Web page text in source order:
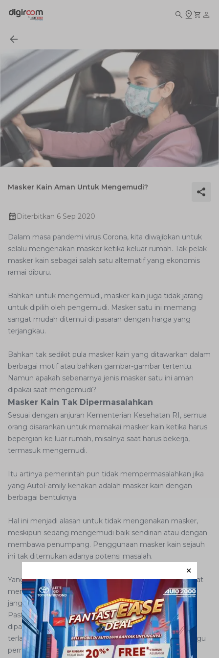
Masker Kain Aman Untuk Mengemudi?
Diterbitkan 6 Sep 2020
Dalam masa pandemi virus Corona, kita diwajibkan untuk
selalu mengenakan masker ketika keluar rumah. Tak pelak
masker kain sebagai salah satu alternatif yang ekonomis
ramai diburu.
Bahkan untuk mengemudi, masker kain juga tidak jarang
untuk dipilih oleh pengemudi. Masker satu ini memang
sangat mudah ditemui di pasaran dengan harga yang
terjangkau.
Bahkan tak sedikit pula masker kain yang ditawarkan dalam
berbagai motif atau bahkan gambar-gambar tertentu.
Namun apakah sebenarnya jenis masker satu ini aman
dipakai saat mengemudi?
Masker Kain Tak Dipermasalahkan
Sesuai dengan anjuran Kementerian Kesehatan RI, semua
orang disarankan untuk memakai masker kain ketika harus
bepergian ke luar rumah, misalnya saat harus bekerja,
termasuk mengemudi.
Itu artinya pemerintah pun tidak mempermasalahkan jika
yang AutoFamily kenakan adalah masker kain dengan
berbagai bentuknya.
Hal ini menjadi alasan untuk tidak mengenakan masker,
meskipun sedang mengemudi baik sendirian atau dengan
membawa penumpang. Penggunaan masker kain sejauh
ini tak ditemukan adanya potensi masalah.
Yang penting, AutoFamily mengenakan masker kain saat
mengemudi secara benar. Perlu diingat juga masker ini
jangan dipinjam-pinjamkan ke penumpang.
Pastikan pula masker kain yang Anda kenakan nyaman
dipakai. Jangan sampai masker kain terlalu ketat atau
terlalu longgar. Jika terlalu ketat tentu akan mengganggu
pernapasan.